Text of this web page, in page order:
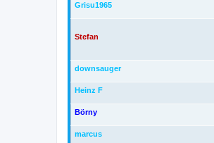
Grisu1965
Stefan
downsauger
Heinz F
Börny
marcus